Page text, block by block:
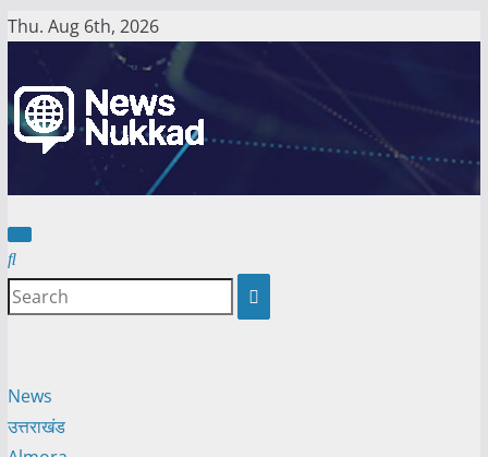
Skip
content
Thu. Aug 6th, 2026
News
उत्तराखंड